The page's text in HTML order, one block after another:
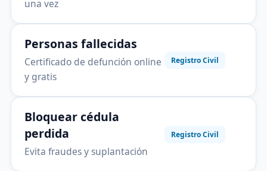
una vez
Personas fallecidas
Certificado de defunción online
y gratis
Registro Civil
Bloquear cédula
perdida
Evita fraudes y suplantación
Registro Civil